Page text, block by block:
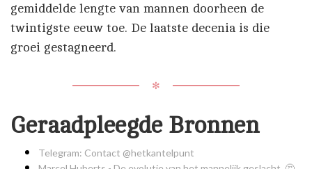
gemiddelde lengte van mannen doorheen de
twintigste eeuw toe. De laatste decenia is die
groei gestagneerd.
✻
Geraadpleegde Bronnen
Telegram: Contact @hetkantelpunt